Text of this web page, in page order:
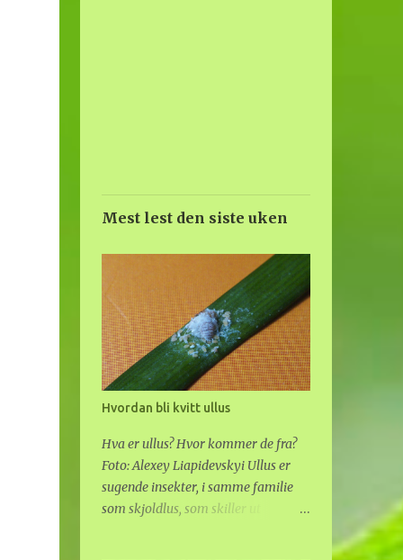
Mest lest den siste uken
Hvordan bli kvitt ullus
Hva er ullus? Hvor kommer de fra?
Foto: Alexey Liapidevskyi Ullus er
sugende insekter, i samme familie
som skjoldlus, som skiller ut